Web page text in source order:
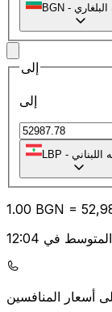
BGN - البلغاري
إلى
إلى
LBP - اللبناني
1.00 BGN =